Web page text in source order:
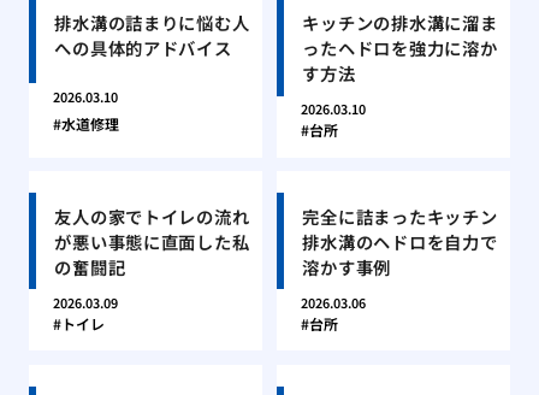
排水溝の詰まりに悩む人
への具体的アドバイス
2026.03.10
水道修理
キッチンの排水溝に溜ま
ったヘドロを強力に溶か
す方法
2026.03.10
台所
友人の家でトイレの流れ
が悪い事態に直面した私
の奮闘記
2026.03.09
トイレ
完全に詰まったキッチン
排水溝のヘドロを自力で
溶かす事例
2026.03.06
台所